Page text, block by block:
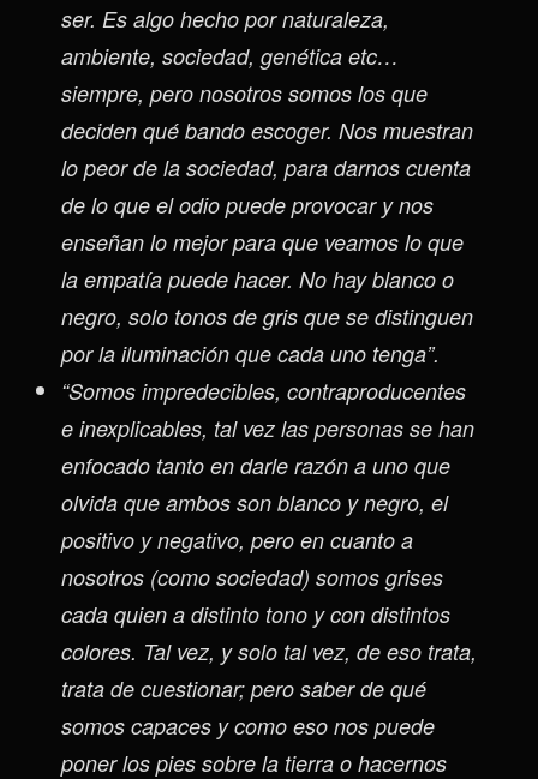
ser. Es algo hecho por naturaleza,
ambiente, sociedad, genética etc…
siempre, pero nosotros somos los que
deciden qué bando escoger. Nos muestran
lo peor de la sociedad, para darnos cuenta
de lo que el odio puede provocar y nos
enseñan lo mejor para que veamos lo que
la empatía puede hacer. No hay blanco o
negro, solo tonos de gris que se distinguen
por la iluminación que cada uno tenga”.
“Somos impredecibles, contraproducentes
e inexplicables, tal vez las personas se han
enfocado tanto en darle razón a uno que
olvida que ambos son blanco y negro, el
positivo y negativo, pero en cuanto a
nosotros (como sociedad) somos grises
cada quien a distinto tono y con distintos
colores. Tal vez, y solo tal vez, de eso trata,
trata de cuestionar; pero saber de qué
somos capaces y como eso nos puede
poner los pies sobre la tierra o hacernos